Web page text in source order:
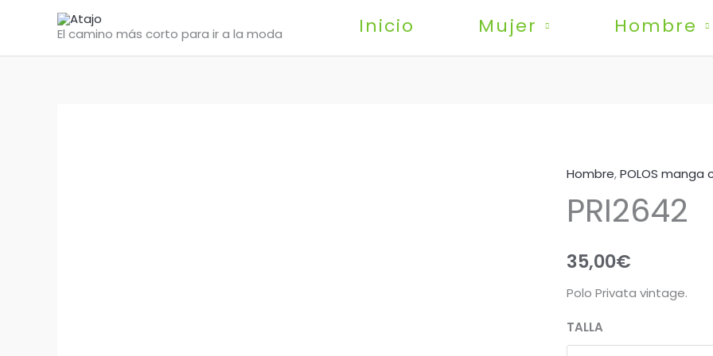
contenido
El camino más corto para ir a la moda Inicio Mujer Hombre
Hombre,POLOS manga
PRI2642
35,00€
Polo Privata vintage.
TALLA
PRI2642
cantidad